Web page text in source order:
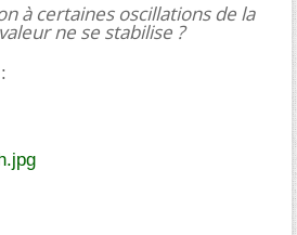
à certaines oscillations de la
ne se stabilise ?